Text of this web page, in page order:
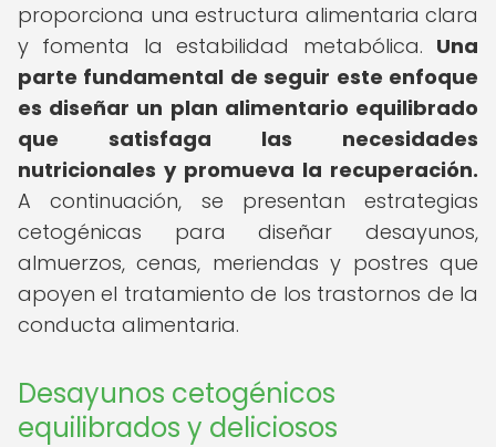
proporciona una estructura alimentaria clara
y fomenta la estabilidad metabólica. Una
parte fundamental de seguir este enfoque
es diseñar un plan alimentario equilibrado
que satisfaga las necesidades
nutricionales y promueva la recuperación.
A continuación, se presentan estrategias
cetogénicas para diseñar desayunos,
almuerzos, cenas, meriendas y postres que
apoyen el tratamiento de los trastornos de la
conducta alimentaria.
Desayunos cetogénicos
equilibrados y deliciosos